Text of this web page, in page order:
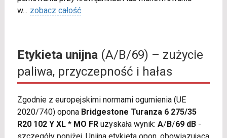
w... zobacz całość
Etykieta unijna(A/B/69) – zużycie
paliwa, przyczepność i hałas
Zgodnie z europejskimi normami ogumienia (UE
2020/740) opona Bridgestone Turanza 6 275/35
R20 102 Y XL * MO FRuzyskała wynik: A/ B/69 dB-